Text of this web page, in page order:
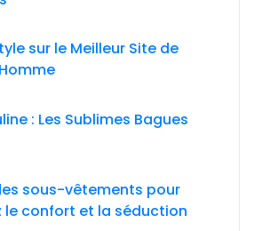
sur le Meilleur Site de
: Les Sublimes Bagues
sous-vêtements pour
le confort et la séduction